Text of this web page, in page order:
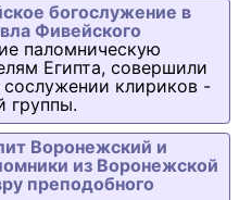
богослужение в
Фивейского
паломническую
Египта, совершили
клириков -
группы.
Воронежский и
из Воронежской
преподобного